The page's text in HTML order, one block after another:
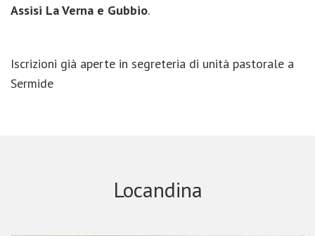
Assisi La Verna e Gubbio.
Iscrizioni già aperte in segreteria di unità pastorale a
Sermide
Locandina